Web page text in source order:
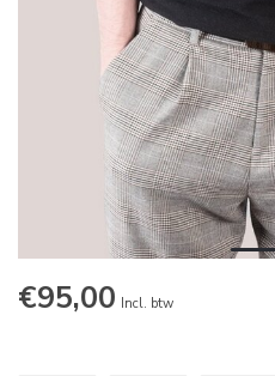
€95,00 Incl. btw